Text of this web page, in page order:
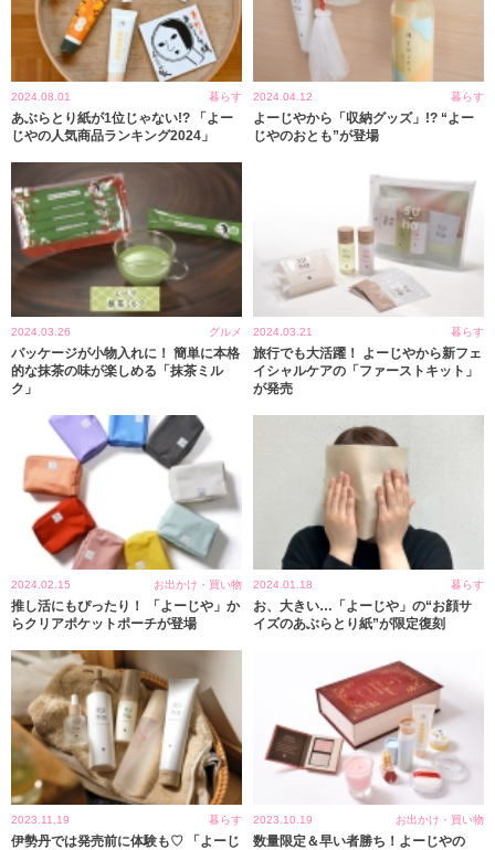
2024.08.01 暮らす
あぶらとり紙が1位じゃない!? 「よー
じやの人気商品ランキング2024」
2024.04.12 暮らす
よーじやから「収納グッズ」!? “よー
じやのおとも”が登場
2024.03.26 グルメ
パッケージが小物入れに！ 簡単に本格
的な抹茶の味が楽しめる「抹茶ミル
ク」
2024.03.21 暮らす
旅行でも大活躍！ よーじやから新フェ
イシャルケアの「ファーストキット」
が発売
2024.02.15 お出かけ・買い物
推し活にもぴったり！ 「よーじや」か
らクリアポケットポーチが登場
2024.01.18 暮らす
お、大きい…「よーじや」の“お顔サ
イズのあぶらとり紙”が限定復刻
2023.11.19 暮らす
伊勢丹では発売前に体験も♡ 「よーじ
2023.10.19 お出かけ・買い物
数量限定＆早い者勝ち！よーじやの